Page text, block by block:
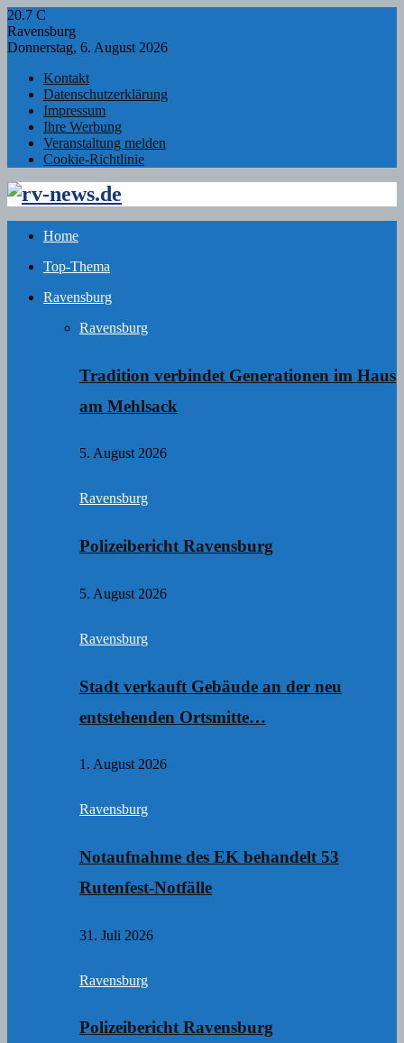
20.7 C
Ravensburg
Donnerstag, 6. August 2026
Kontakt
Datenschutzerklärung
Impressum
Ihre Werbung
Veranstaltung melden
Cookie-Richtlinie
Facebook
Twitter
Instagram
Email
Rss
Home
Top-Thema
Ravensburg
Ravensburg
Tradition verbindet Generationen im Haus
am Mehlsack
5. August 2026
Ravensburg
Polizeibericht Ravensburg
5. August 2026
Ravensburg
Stadt verkauft Gebäude an der neu
entstehenden Ortsmitte…
1. August 2026
Ravensburg
Notaufnahme des EK behandelt 53
Rutenfest-Notfälle
31. Juli 2026
Ravensburg
Polizeibericht Ravensburg